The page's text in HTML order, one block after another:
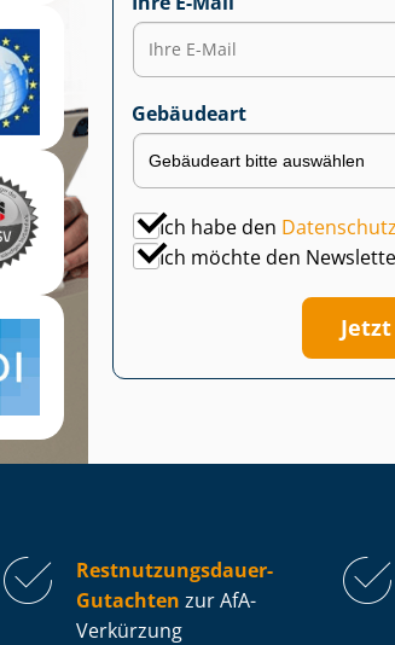
Gebäudeart
Ich habe den Datenschutz
Ich möchte den
Rest­nut­zungs­dau­er-
Gutachten zur AfA-
Verkürzung